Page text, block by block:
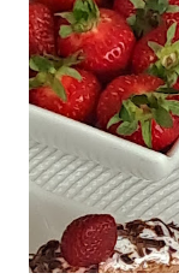
zagreva), dodati i
skuvati uz
prozirnom folijom
sjediniti sa
jedan deo malo
kafu. U jedan deo